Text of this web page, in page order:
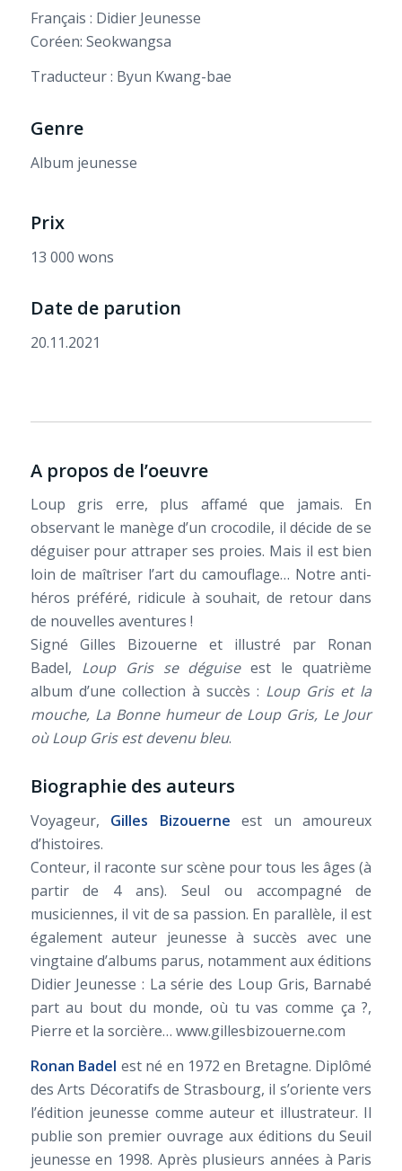
Français : Didier Jeunesse
Coréen: Seokwangsa
Traducteur : Byun Kwang-bae
Genre
Album jeunesse
Prix
13 000 wons
Date de parution
20.11.2021
A propos de l’oeuvre
Loup gris erre, plus affamé que jamais. En
observant le manège d’un crocodile, il décide de se
déguiser pour attraper ses proies. Mais il est bien
loin de maîtriser l’art du camouflage… Notre anti-
héros préféré, ridicule à souhait, de retour dans
de nouvelles aventures !
Signé Gilles Bizouerne et illustré par Ronan
Badel, Loup Gris se déguiseest le quatrième
album d’une collection à succès : Loup Gris et la
mouche, La Bonne humeur de Loup Gris, Le Jour
où Loup Gris est devenu bleu.
Biographie des auteurs
Voyageur, Gilles Bizouerne est un amoureux
d’histoires.
Conteur, il raconte sur scène pour tous les âges (à
partir de 4 ans). Seul ou accompagné de
musiciennes, il vit de sa passion. En parallèle, il est
également auteur jeunesse à succès avec une
vingtaine d’albums parus, notamment aux éditions
Didier Jeunesse : La série des Loup Gris, Barnabé
part au bout du monde, où tu vas comme ça ?,
Pierre et la sorcière… www.gillesbizouerne.com
Ronan Badel est né en 1972 en Bretagne. Diplômé
des Arts Décoratifs de Strasbourg, il s’oriente vers
l’édition jeunesse comme auteur et illustrateur. Il
publie son premier ouvrage aux éditions du Seuil
jeunesse en 1998. Après plusieurs années à Paris